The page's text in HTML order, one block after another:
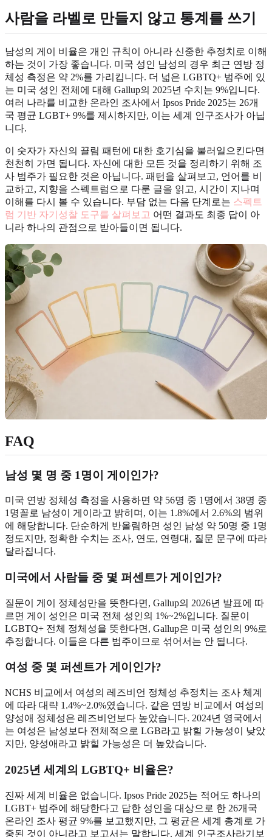
사람을 라벨로 만들지 않고 통계를 쓰기
남성의 게이 비율은 개인 규칙이 아니라 신중한 추정치로 이해
하는 것이 가장 좋습니다. 미국 성인 남성의 경우 최근 연방 정
체성 측정은 약 2%를 가리킵니다. 더 넓은 LGBTQ+ 범주에 있
는 미국 성인 전체에 대해 Gallup의 2025년 수치는 9%입니다.
여러 나라를 비교한 온라인 조사에서 Ipsos Pride 2025는 26개
국 평균 LGBT+ 9%를 제시하지만, 이는 세계 인구조사가 아닙
니다.
이 숫자가 자신의 끌림 패턴에 대한 호기심을 불러일으킨다면
천천히 가면 됩니다. 자신에 대한 모든 것을 정리하기 위해 조
사 범주가 필요한 것은 아닙니다. 패턴을 살펴보고, 언어를 비
교하고, 지향을 스펙트럼으로 다룬 글을 읽고, 시간이 지나며
이해를 다시 볼 수 있습니다. 부담 없는 다음 단계로는 스펙트
럼 기반 자기성찰 도구를 살펴보고 어떤 결과도 최종 답이 아
니라 하나의 관점으로 받아들이면 됩니다.
FAQ
남성 몇 명 중 1명이 게이인가?
미국 연방 정체성 측정을 사용하면 약 56명 중 1명에서 38명 중
1명꼴로 남성이 게이라고 밝히며, 이는 1.8%에서 2.6%의 범위
에 해당합니다. 단순하게 반올림하면 성인 남성 약 50명 중 1명
정도지만, 정확한 수치는 조사, 연도, 연령대, 질문 문구에 따라
달라집니다.
미국에서 사람들 중 몇 퍼센트가 게이인가?
질문이 게이 정체성만을 뜻한다면, Gallup의 2026년 발표에 따
르면 게이 성인은 미국 전체 성인의 1%~2%입니다. 질문이
LGBTQ+ 전체 정체성을 뜻한다면, Gallup은 미국 성인의 9%로
추정합니다. 이들은 다른 범주이므로 섞어서는 안 됩니다.
여성 중 몇 퍼센트가 게이인가?
NCHS 비교에서 여성의 레즈비언 정체성 추정치는 조사 체계
에 따라 대략 1.4%~2.0%였습니다. 같은 연방 비교에서 여성의
양성애 정체성은 레즈비언보다 높았습니다. 2024년 영국에서
는 여성은 남성보다 전체적으로 LGB라고 밝힐 가능성이 낮았
지만, 양성애라고 밝힐 가능성은 더 높았습니다.
2025년 세계의 LGBTQ+ 비율은?
진짜 세계 비율은 없습니다. Ipsos Pride 2025는 적어도 하나의
LGBT+ 범주에 해당한다고 답한 성인을 대상으로 한 26개국
온라인 조사 평균 9%를 보고했지만, 그 평균은 세계 총계로 가
중된 것이 아니라고 보고서는 말합니다. 세계 인구조사라기보